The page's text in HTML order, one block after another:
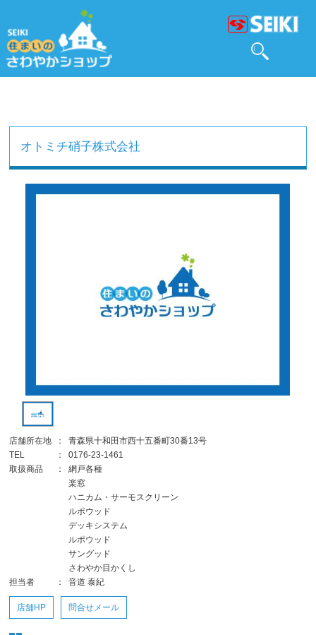
オトミチ硝子株式会社
店舗所在地 ：
青森県十和田市西十五番町30番13号
TEL
：
0176-23-1461
取扱商品
：
網戸各種
楽窓
ハニカム・サーモスクリーン
ルポウッド
デッキシステム
ルポウッド
サングッド
さわやか目かくし
担当者
： 音道 泰紀
店舗HP 問合せメール